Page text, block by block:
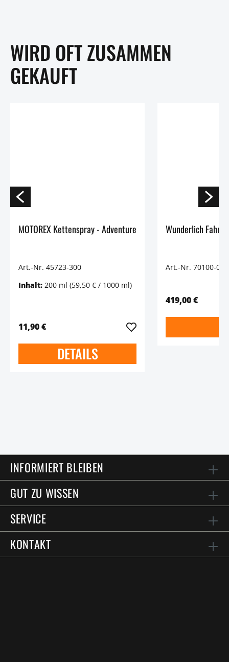
WIRD OFT ZUSAMMEN
GEKAUFT
MOTOREX Kettenspray - Adventure
Art.-Nr. 45723-300
Inhalt: 200 ml (59,50 € / 1000 ml)
11,90 €
DETAILS
Wunderlich
Art.-Nr. 70100-002
419,00 €
INFORMIERT BLEIBEN
GUT ZU WISSEN
SERVICE
KONTAKT